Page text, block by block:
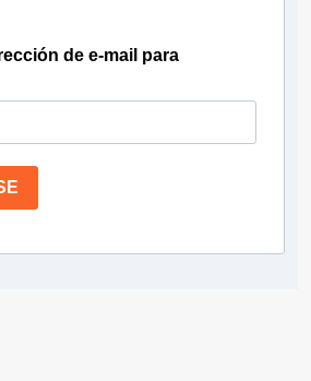
de e-mail para